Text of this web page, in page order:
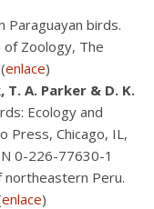
Paraguayan birds.
of Zoology, The
enlace)
A. Parker & D. K.
Ecology and
Press, Chicago, IL,
0-226-77630-1
northeastern Peru.
enlace)